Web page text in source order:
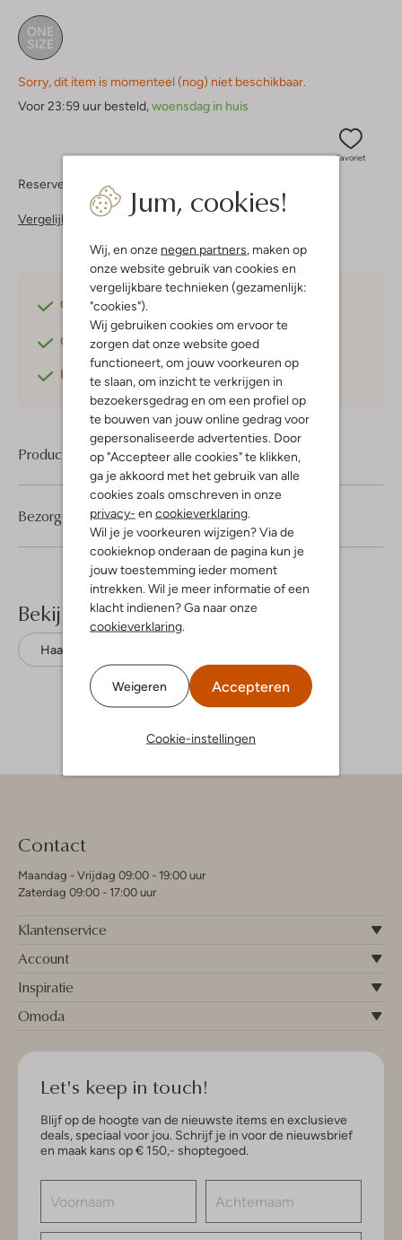
Jum, cookies!
Wij, en onze negen partners, maken op
onze website gebruik van cookies en
vergelijkbare technieken (gezamenlijk:
"cookies").
Wij gebruiken cookies om ervoor te
zorgen dat onze website goed
functioneert, om jouw voorkeuren op
te slaan, om inzicht te verkrijgen in
bezoekersgedrag en om een profiel op
te bouwen van jouw online gedrag voor
gepersonaliseerde advertenties. Door
op "Accepteer alle cookies" te klikken,
ga je akkoord met het gebruik van alle
cookies zoals omschreven in onze
privacy- en cookieverklaring.
Wil je je voorkeuren wijzigen? Via de
cookieknop onderaan de pagina kun je
jouw toestemming ieder moment
intrekken. Wil je meer informatie of een
klacht indienen? Ga naar onze
cookieverklaring.
Weigeren Accepteren
Cookie-instellingen
ONE
SIZE
Sorry, dit item is momenteel (nog) niet beschikbaar.
Voor 23:59 uur besteld,woensdag in huis
Favoriet
Reserveer direct in een van onze 37 boutiques
Vergelijkbare items
Gratis verzending
Gratis retournerenbinnen 30 dagen*
Betaal achteraf met Klarna
Product informatie
Bezorgen & retourneren
Bekijk meer
Haarbanden
Contact
Maandag - Vrijdag 09:00 - 19:00 uur
Zaterdag 09:00 - 17:00 uur
Klantenservice
Account
Inspiratie
Omoda
Let's keep in touch!
Blijf op de hoogte van de nieuwste items en exclusieve
deals, speciaal voor jou. Schrijf je in voor de nieuwsbrief
en maak kans op € 150,- shoptegoed.